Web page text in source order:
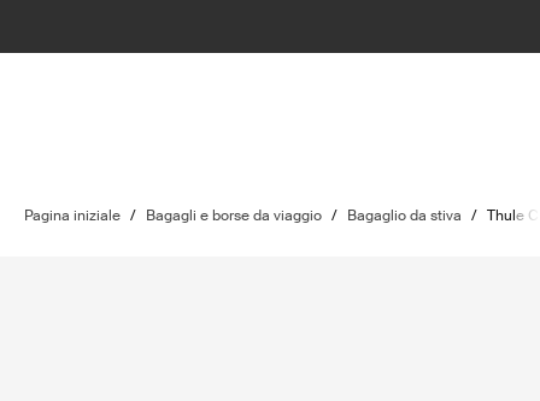
Pagina iniziale / Bagagli e borse da viaggio / Bagaglio da stiva / Thule